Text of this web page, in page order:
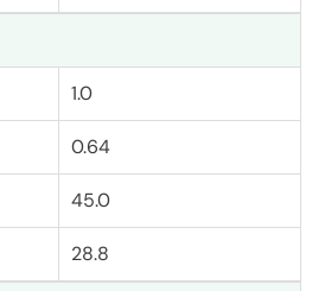
1.0
0.64
45.0
28.8